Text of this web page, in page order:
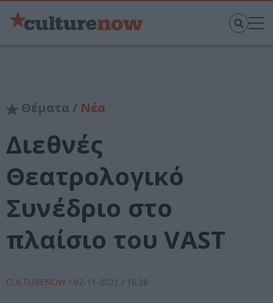
Θέματα / Νέα
Διεθνές
Θεατρολογικό
Συνέδριο στο
πλαίσιο του VAST
CULTURENOW / 02-11-2021 / 16:38